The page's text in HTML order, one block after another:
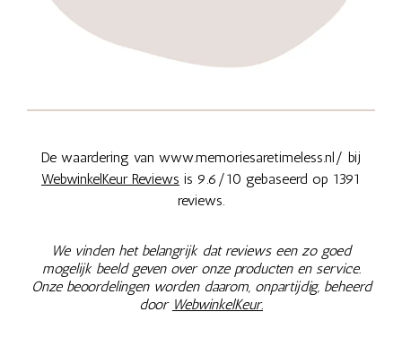
De waardering van www.memoriesaretimeless.nl/ bij
WebwinkelKeur Reviews is 9.6/10 gebaseerd op 1391
reviews.
We vinden het belangrijk dat reviews een zo goed
mogelijk beeld geven over onze producten en service.
Onze beoordelingen worden daarom, onpartijdig, beheerd
door WebwinkelKeur.